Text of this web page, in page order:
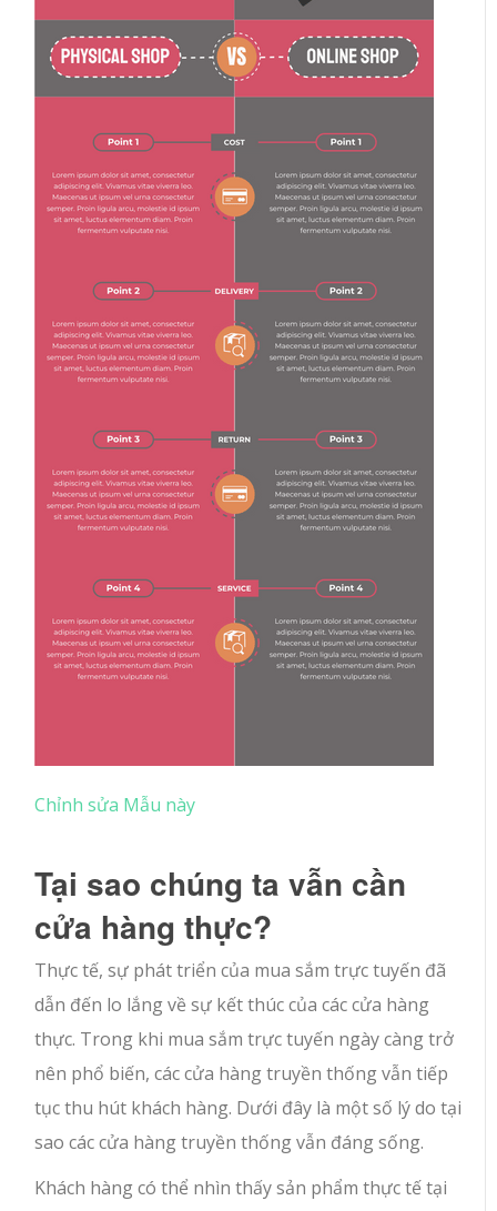
Chỉnh sửa Mẫu này
Tại sao chúng ta vẫn cần
cửa hàng thực?
Thực tế, sự phát triển của mua sắm trực tuyến đã
dẫn đến lo lắng về sự kết thúc của các cửa hàng
thực. Trong khi mua sắm trực tuyến ngày càng trở
nên phổ biến, các cửa hàng truyền thống vẫn tiếp
tục thu hút khách hàng. Dưới đây là một số lý do tại
sao các cửa hàng truyền thống vẫn đáng sống.
Khách hàng có thể nhìn thấy sản phẩm thực tế tại